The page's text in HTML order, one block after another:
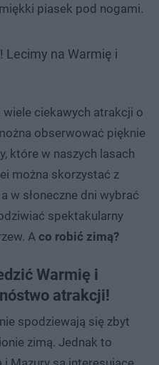
piasek pod nogami.
Lecimy na Warmię i
ciekawych atrakcji o
obserwować pięknie
które w naszych lasach
można skorzystać z
w słoneczne dni wybrać
spektakularny
A co robić zimą?
Warmię i
atrakcji!
spodziewają się zbyt
zimą. Jednak to